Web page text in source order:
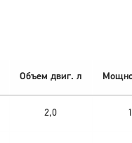
Объем двиг. л
2,0